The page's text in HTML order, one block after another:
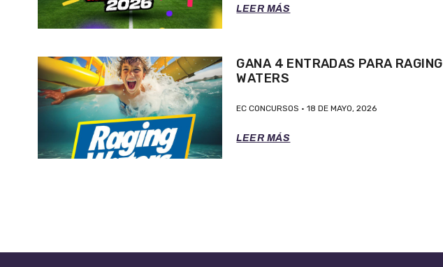
LEER MÁS
GANA 4 ENTRADAS PARA RAGING
WATERS
EC CONCURSOS 18 DE MAYO, 2026
LEER MÁS